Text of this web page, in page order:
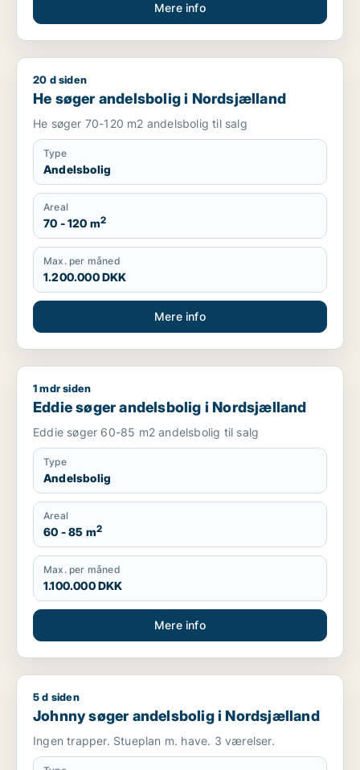
Mere info
He søger andelsbolig i Nordsjælland
20 d siden
He søger andelsbolig i Nordsjælland
He søger 70-120 m2 andelsbolig til salg
Type
Andelsbolig
Areal
70 - 120 m2
Max. per måned
1.200.000 DKK
Mere info
Eddie søger andelsbolig i Nordsjælland
1 mdr siden
Eddie søger andelsbolig i Nordsjælland
Eddie søger 60-85 m2 andelsbolig til salg
Type
Andelsbolig
Areal
60 - 85 m2
Max. per måned
1.100.000 DKK
Mere info
Johnny søger andelsbolig i Nordsjælland
5 d siden
Johnny søger andelsbolig i Nordsjælland
Ingen trapper. Stueplan m. have. 3 værelser.